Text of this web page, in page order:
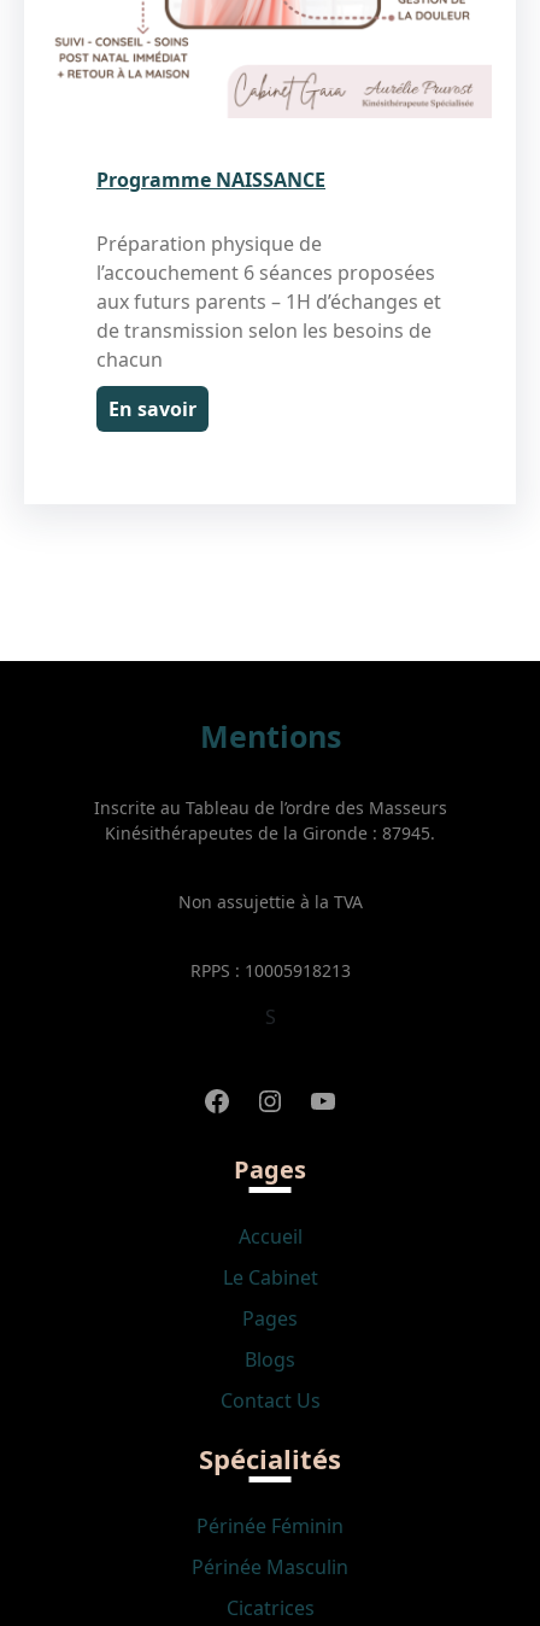
Programme NAISSANCE
Préparation physique de
l’accouchement 6 séances proposées
aux futurs parents – 1H d’échanges et
de transmission selon les besoins de
chacun
En savoir
Mentions
Inscrite au Tableau de l’ordre des Masseurs
Kinésithérapeutes de la Gironde : 87945.
Non assujettie à la TVA
RPPS : 10005918213
S
Facebook Instagram YouTube
Pages
Accueil
Le Cabinet
Pages
Blogs
Contact Us
Spécialités
Périnée Féminin
Périnée Masculin
Cicatrices